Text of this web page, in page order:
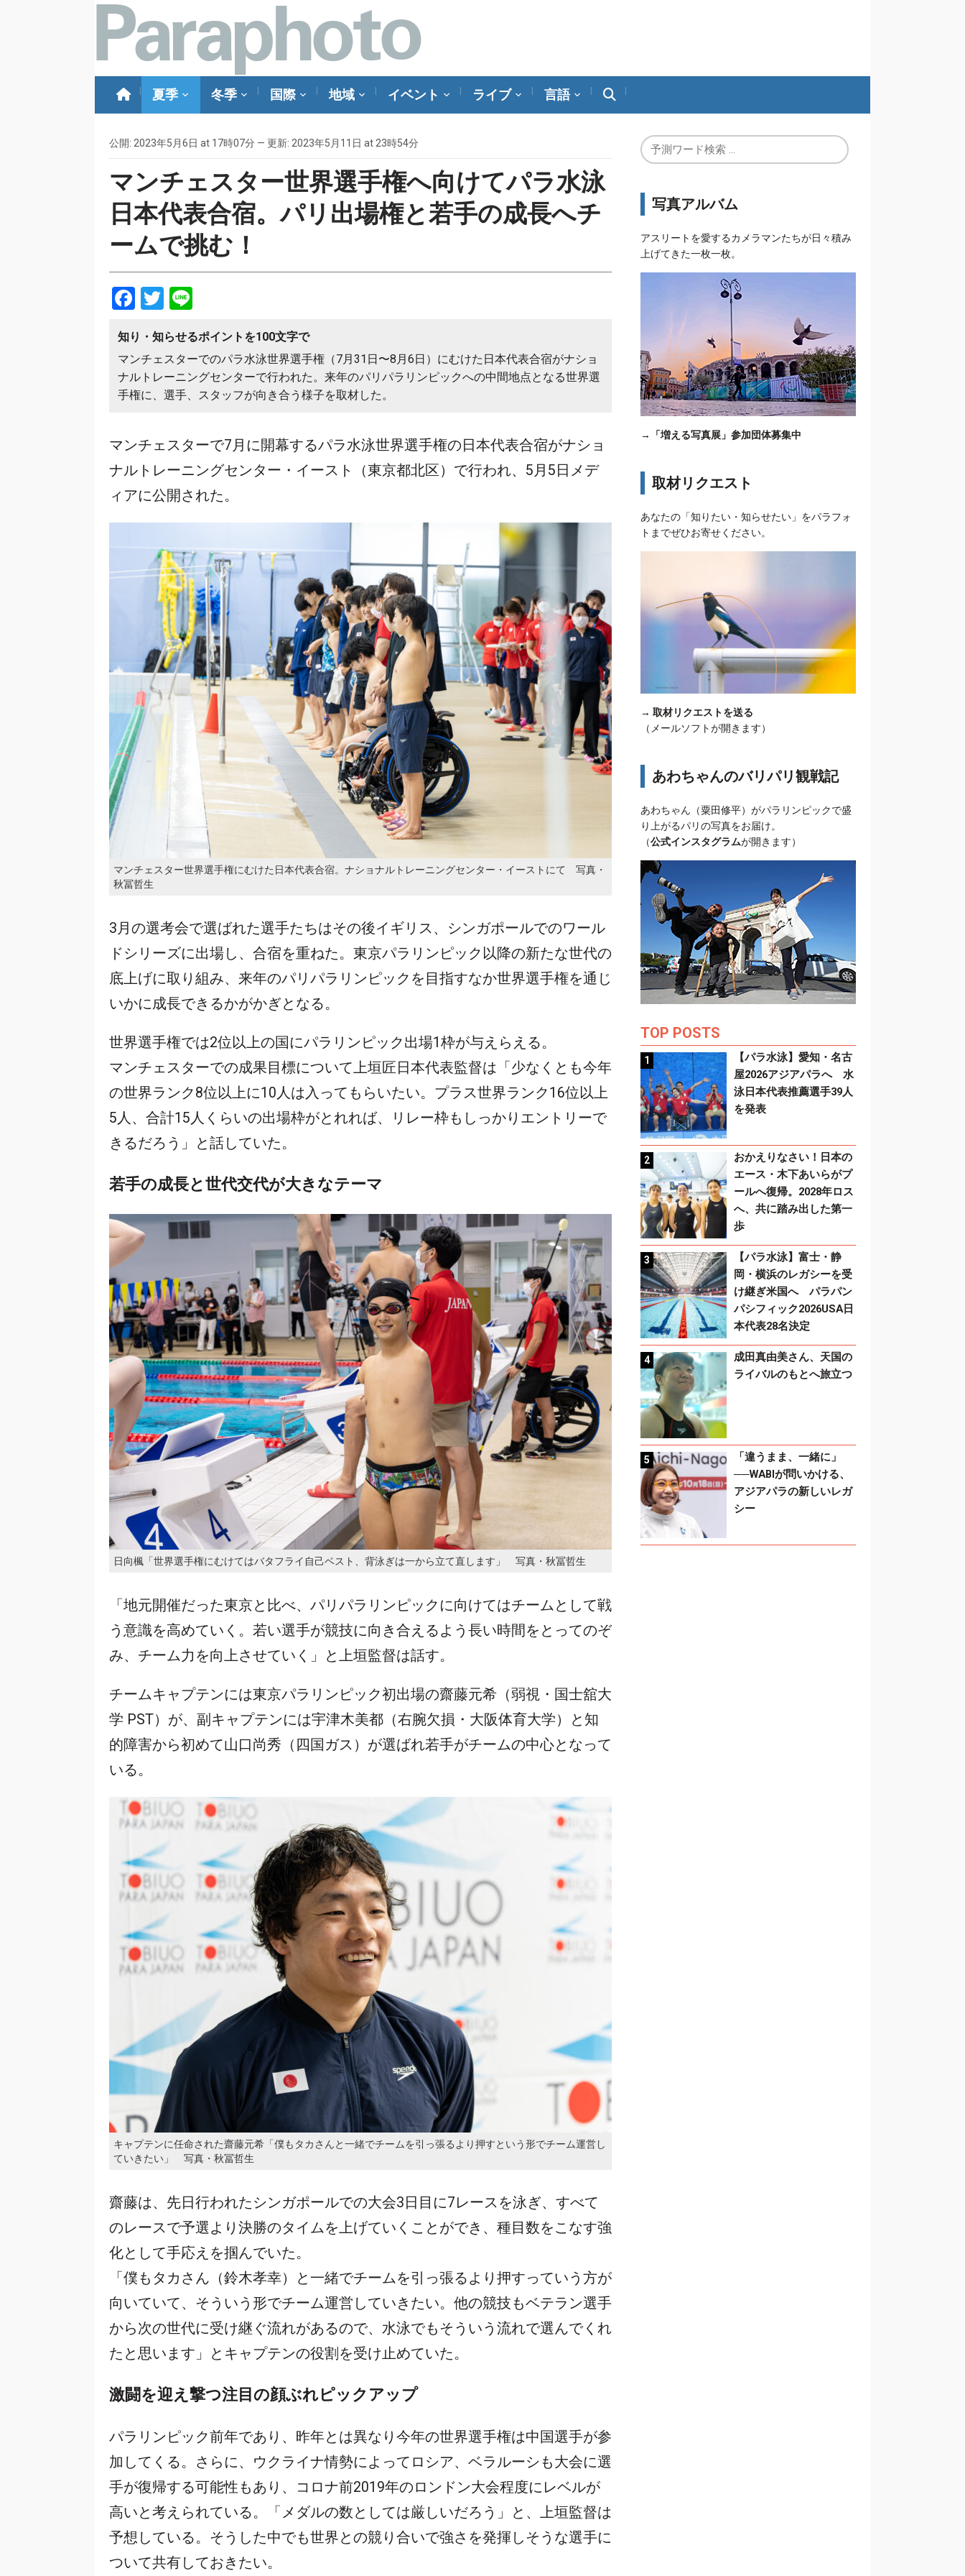
夏季 冬季 国際 地域 イベント ライブ 言語
公開: 2023年5月6日 at 17時07分 — 更新: 2023年5月11日 at 23時54分
マンチェスター世界選手権へ向けてパラ水泳
日本代表合宿。パリ出場権と若手の成長へチ
ームで挑む！
Facebook
Twitter
知り・知らせるポイントを100文字で
マンチェスターでのパラ水泳世界選手権（7月31日〜8月6日）にむけた日本代表合宿がナショ
ナルトレーニングセンターで行われた。来年のパリパラリンピックへの中間地点となる世界選
手権に、選手、スタッフが向き合う様子を取材した。
マンチェスターで7月に開幕するパラ水泳世界選手権の日本代表合宿がナショ
ナルトレーニングセンター・イースト（東京都北区）で行われ、5月5日メデ
ィアに公開された。
マンチェスター世界選手権にむけた日本代表合宿。ナショナルトレーニングセンター・イーストにて 写真・
秋冨哲生
3月の選考会で選ばれた選手たちはその後イギリス、シンガポールでのワール
ドシリーズに出場し、合宿を重ねた。東京パラリンピック以降の新たな世代の
底上げに取り組み、来年のパリパラリンピックを目指すなか世界選手権を通じ
いかに成長できるかがかぎとなる。
世界選手権では2位以上の国にパラリンピック出場1枠が与えらえる。
マンチェスターでの成果目標について上垣匠日本代表監督は「少なくとも今年
の世界ランク8位以上に10人は入ってもらいたい。プラス世界ランク16位以上
5人、合計15人くらいの出場枠がとれれば、リレー枠もしっかりエントリーで
きるだろう」と話していた。
若手の成長と世代交代が大きなテーマ
日向楓「世界選手権にむけてはバタフライ自己ベスト、背泳ぎは一から立て直します」 写真・秋冨哲生
「地元開催だった東京と比べ、パリパラリンピックに向けてはチームとして戦
う意識を高めていく。若い選手が競技に向き合えるよう長い時間をとってのぞ
み、チーム力を向上させていく」と上垣監督は話す。
チームキャプテンには東京パラリンピック初出場の齋藤元希（弱視・国士舘大
学 PST）が、副キャプテンには宇津木美都（右腕欠損・大阪体育大学）と知
的障害から初めて山口尚秀（四国ガス）が選ばれ若手がチームの中心となって
いる。
キャプテンに任命された齋藤元希「僕もタカさんと一緒でチームを引っ張るより押すという形でチーム運営し
ていきたい」 写真・秋冨哲生
齋藤は、先日行われたシンガポールでの大会3日目に7レースを泳ぎ、すべて
のレースで予選より決勝のタイムを上げていくことができ、種目数をこなす強
化として手応えを掴んでいた。
「僕もタカさん（鈴木孝幸）と一緒でチームを引っ張るより押すっていう方が
向いていて、そういう形でチーム運営していきたい。他の競技もベテラン選手
から次の世代に受け継ぐ流れがあるので、水泳でもそういう流れで選んでくれ
たと思います」とキャプテンの役割を受け止めていた。
激闘を迎え撃つ注目の顔ぶれピックアップ
パラリンピック前年であり、昨年とは異なり今年の世界選手権は中国選手が参
加してくる。さらに、ウクライナ情勢によってロシア、ベラルーシも大会に選
手が復帰する可能性もあり、コロナ前2019年のロンドン大会程度にレベルが
高いと考えられている。「メダルの数としては厳しいだろう」と、上垣監督は
予想している。そうした中でも世界との競り合いで強さを発揮しそうな選手に
ついて共有しておきたい。
写真アルバム
アスリートを愛するカメラマンたちが日々積み
上げてきた一枚一枚。
→ 「増える写真展」参加団体募集中
取材リクエスト
あなたの「知りたい・知らせたい」をパラフォ
トまでぜひお寄せください。
→ 取材リクエストを送る
（メールソフトが開きます）
あわちゃんのバリパリ観戦記
あわちゃん（粟田修平）がパラリンピックで盛
り上がるパリの写真をお届け。
（公式インスタグラムが開きます）
TOP POSTS
【パラ水泳】愛知・名古
屋2026アジアパラへ 水
泳日本代表推薦選手39人
を発表
おかえりなさい！日本の
エース・木下あいらがプ
ールへ復帰。2028年ロス
へ、共に踏み出した第一
歩
【パラ水泳】富士・静
岡・横浜のレガシーを受
け継ぎ米国へ パラパン
パシフィック2026USA日
本代表28名決定
成田真由美さん、天国の
ライバルのもとへ旅立つ
「違うまま、一緒に」
──WABIが問いかける、
アジアパラの新しいレガ
シー